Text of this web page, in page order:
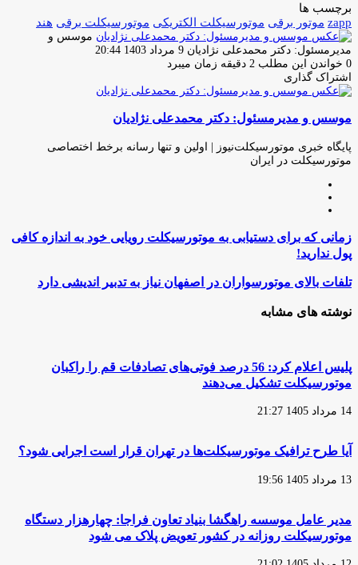
برچسب ها
zapp موتور برقی موتورسیکلت الکتریکى موتورسیکلت برقى هند
موسس و
مدیرمسئول: دکتر محمدعلی نژادیان ارسال
ایمیل
9 مرداد 1403 20:44
0 خواندن این مطلب 2 دقیقه زمان میبرد
اشتراک گذاری
فیس
توئیتر
لینکدین
واتس
تلگرام
اشتراک
از
ایمیل
چاپ
موسس و مدیرمسئول: دکتر محمدعلی نژادیان
پایگاه خبری موتورسیکلت‌نیوز | اولین و تنها رسانه برخط اختصاصی
موتورسیکلت در ایران
زمانی
که
برای
دستیابی
به
موتورسیکلت
رویایی
اندازه
کافی
پول
زمانی که برای دستیابی به موتورسیکلت رویایی خود به اندازه کافی
پول ندارید!
تلفات
موتورسواران
در
به
تدبیر
اندیشی
تلفات بالای موتورسواران در اصفهان نیاز به تدبیر اندیشی دارد
نوشته های مشابه
پلیس اعلام کرد: 56 درصد فوتی‌های تصادفات قم را راکبان
موتورسیکلت تشکیل می‌دهند
14 مرداد 1405 21:27
آیا طرح ترافیک موتورسیکلت‌ها در تهران قرار است اجرایی شود؟
13 مرداد 1405 19:56
مدیر عامل موسسه راهگشا بنیاد تعاون فراجا: چهارهزار دستگاه
موتورسیکلت روزانه در کشور تعویض پلاک می شود